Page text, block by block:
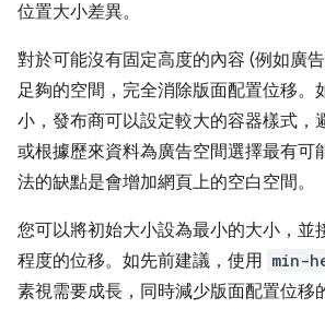
位置大小差異。
對於可能沒有固定高度的內容 (例如廣
足夠的空間，完全消除版面配置位移。
小，發布商可以設定較大的容器樣式，
或根據歷來資料為廣告空間選擇最有可
法的缺點是會增加網頁上的空白空間。
您可以將初始大小設為最小的大小，並
程度的位移。如先前建議，使用 min-
素視需要成長，同時減少版面配置位移